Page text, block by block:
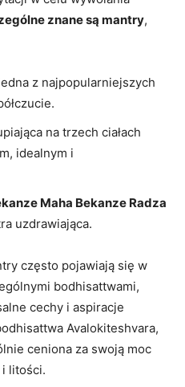
znane są ⁤mantry,
z najpopularniejszych
na trzech ciałach
idealnym i
Maha Bekanze Radza
uzdrawiająca.
często pojawiają⁢ się ‍w
bodhisattwami,
⁢cechy i aspiracje
Avalokiteshvara,
ceniona za swoją moc
i litości.